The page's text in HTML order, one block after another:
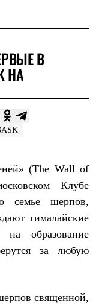
В
НА
(The Wall of
Клубе
о семье шерпов,
гималайские
на образование
за любую
священной,